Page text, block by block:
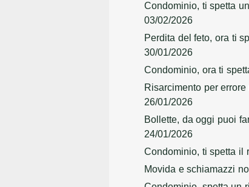
Condominio, ti spetta
03/02/2026
Perdita del feto, ora ti
30/01/2026
Condominio, ora ti
Risarcimento per
26/01/2026
Bollette, da oggi puoi
24/01/2026
Condominio, ti spetta il
Movida e schiamazzi